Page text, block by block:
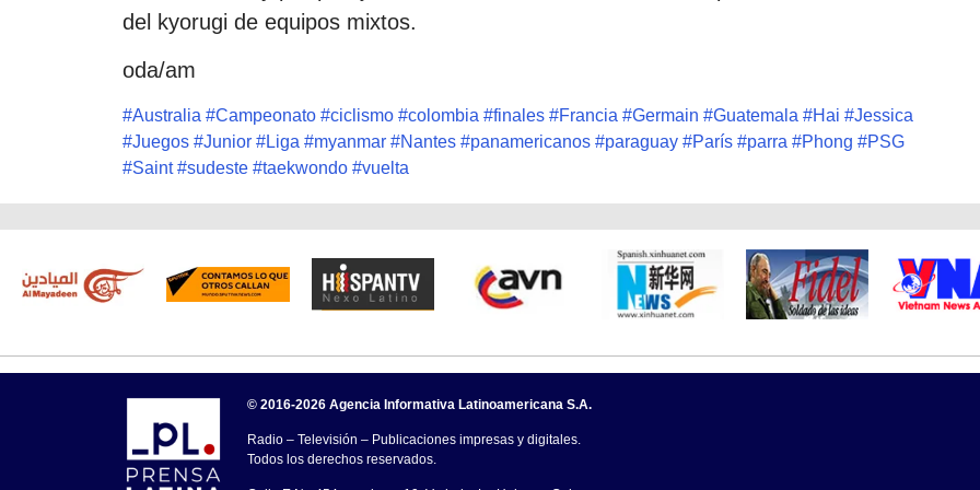
del kyorugi de equipos mixtos.
oda/am
#Australia #Campeonato #ciclismo #colombia #finales #Francia #Germain #Guatemala #Hai #Jessica
#Juegos #Junior #Liga #myanmar #Nantes #panamericanos #paraguay #París #parra #Phong #PSG
#Saint#sudeste #taekwondo #vuelta
© 2016-2026 Agencia Informativa Latinoamericana S.A.
Radio – Televisión – Publicaciones impresas y digitales.
Todos los derechos reservados.